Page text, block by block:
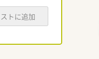
トに追加